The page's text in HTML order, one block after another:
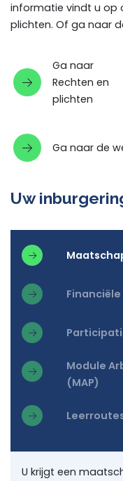
informatie vindt u op
plichten. Of ga naar
Ga naar
Rechten en
plichten
Ga naar de
Uw
Module
(MAP)
U krijgt een